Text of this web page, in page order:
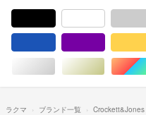
シルバー/銀色系ゴールド/
ラクマ ブランド一覧 Crockett&Jones